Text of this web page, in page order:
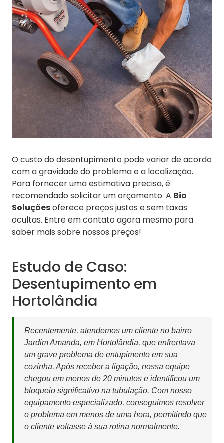
O custo do desentupimento pode variar de acordo
com a gravidade do problema e a localização.
Para fornecer uma estimativa precisa, é
recomendado solicitar um orçamento. A Bio
Soluçõesoferece preços justos e sem taxas
ocultas. Entre em contato agora mesmo para
saber mais sobre nossos preços!
Estudo de Caso:
Desentupimento em
Hortolândia
Recentemente, atendemos um cliente no bairro
Jardim Amanda, em Hortolândia, que enfrentava
um grave problema de entupimento em sua
cozinha. Após receber a ligação, nossa equipe
chegou em menos de 20 minutos e identificou um
bloqueio significativo na tubulação. Com nosso
equipamento especializado, conseguimos resolver
o problema em menos de uma hora, permitindo que
o cliente voltasse à sua rotina normalmente.